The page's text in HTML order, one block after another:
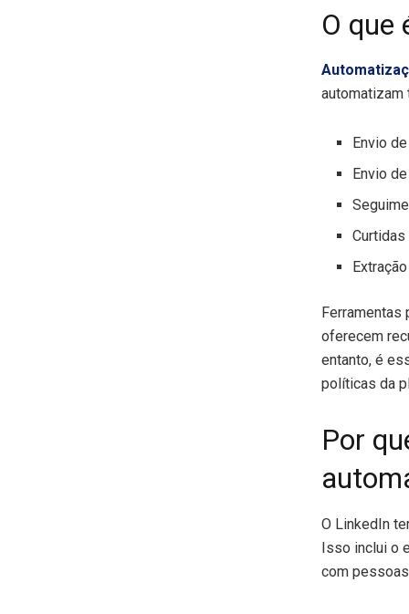
O que
automatizam
Envio
Envio
Ferramentas
oferecem
entanto, é
políticas da
Por
O LinkedIn
Isso inclui o
com